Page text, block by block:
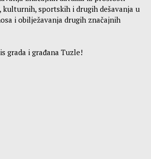
kulturnih, sportskih i drugih dešavanja u
i obilježavanja drugih značajnih
grada i građana Tuzle!